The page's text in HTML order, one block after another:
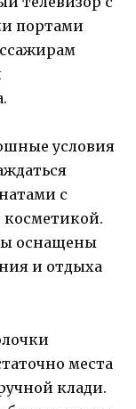
портами
условия
с
оснащены
и отдыха
места
клади.